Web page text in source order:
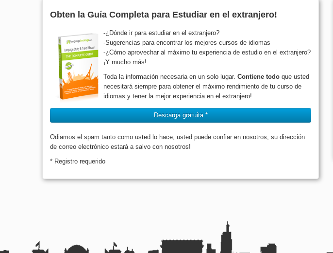
Obten la Guía Completa para Estudiar en el extranjero!
-¿Dónde ir para estudiar en el extranjero?
-Sugerencias para encontrar los mejores cursos de idiomas
-¿Cómo aprovechar al máximo tu experiencia de estudio en el extranjero?
¡Y mucho más!
Toda la información necesaria en un solo lugar. Contiene todo que usted
necesitará siempre para obtener el máximo rendimiento de tu curso de
idiomas y tener la mejor experiencia en el extranjero!
Descarga gratuita *
Odiamos el spam tanto como usted lo hace, usted puede confiar en nosotros, su dirección
de correo electrónico estará a salvo con nosotros!
* Registro requerido